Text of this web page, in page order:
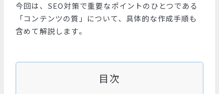
今回は、SEO対策で重要なポイントのひとつである
「コンテンツの質」について、具体的な作成手順も
含めて解説します。
目次